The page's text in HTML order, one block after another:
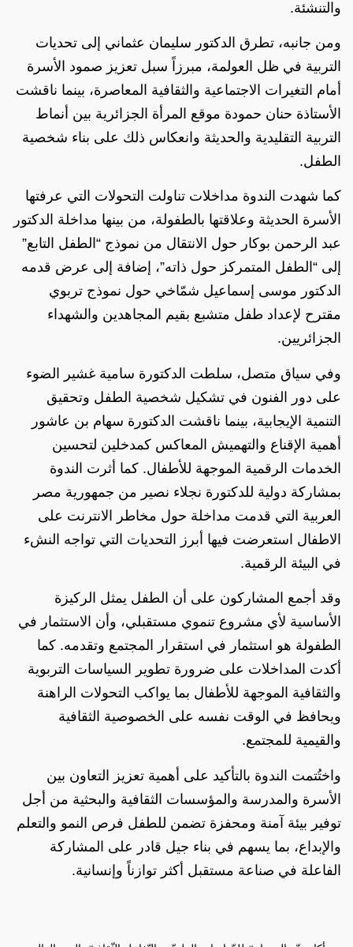
والتنشئة.
ومن جانبه، تطرق الدكتور سليمان عثماني إلى تحديات
التربية في ظل العولمة، مبرزاً سبل تعزيز صمود الأسرة
أمام التغيرات الاجتماعية والثقافية المعاصرة، بينما ناقشت
الأستاذة حنان حمودة موقع المرأة الجزائرية بين أنماط
التربية التقليدية والحديثة وانعكاس ذلك على بناء شخصية
الطفل.
كما شهدت الندوة مداخلات تناولت التحولات التي عرفتها
الأسرة الحديثة وعلاقتها بالطفولة، من بينها مداخلة الدكتور
عبد الرحمن بوكار حول الانتقال من نموذج “الطفل التابع”
إلى “الطفل المتمركز حول ذاته”، إضافة إلى عرض قدمه
الدكتور موسى إسماعيل شمّاخي حول نموذج تربوي
مقترح لإعداد طفل متشبع بقيم المجاهدين والشهداء
الجزائريين.
وفي سياق متصل، سلطت الدكتورة سامية غشير الضوء
على دور الفنون في تشكيل شخصية الطفل وتحقيق
التنمية الإيجابية، بينما ناقشت الدكتورة سهام بن عاشور
أهمية الإقناع والتهميش المعاكس كمدخلين لتحسين
الخدمات الرقمية الموجهة للأطفال. كما أثرت الندوة
بمشاركة دولية للدكتورة نجلاء نصير من جمهورية مصر
العربية التي قدمت مداخلة حول مخاطر الانترنت على
الاطفال استعرضت فيها أبرز التحديات التي تواجه النشء
في البيئة الرقمية.
وقد أجمع المشاركون على أن الطفل يمثل الركيزة
الأساسية لأي مشروع تنموي مستقبلي، وأن الاستثمار في
الطفولة هو استثمار في استقرار المجتمع وتقدمه. كما
أكدت المداخلات على ضرورة تطوير السياسات التربوية
والثقافية الموجهة للأطفال بما يواكب التحولات الراهنة
ويحافظ في الوقت نفسه على الخصوصية الثقافية
والقيمية للمجتمع.
واختُتمت الندوة بالتأكيد على أهمية تعزيز التعاون بين
الأسرة والمدرسة والمؤسسات الثقافية والبحثية من أجل
توفير بيئة آمنة ومحفزة تضمن للطفل فرص النمو والتعلم
والإبداع، بما يسهم في بناء جيل قادر على المشاركة
الفاعلة في صناعة مستقبل أكثر توازناً وإنسانية.